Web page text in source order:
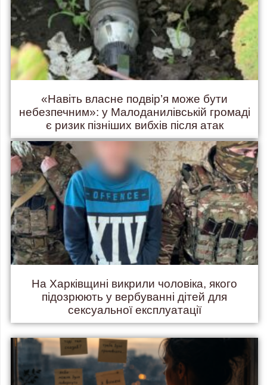
«Навіть власне подвір’я може бути
небезпечним»: у Малоданилівській громаді
є ризик пізніших вибхів після атак
На Харківщині викрили чоловіка, якого
підозрюють у вербуванні дітей для
сексуальної експлуатації